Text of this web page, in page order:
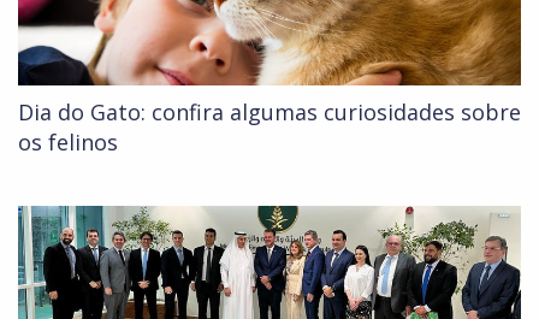
Dia do Gato: confira algumas curiosidades sobre
os felinos